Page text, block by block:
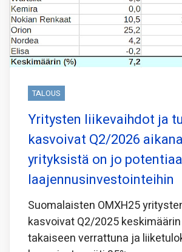
TALOUS
Yritysten liikevaihdot ja
kasvoivat Q2/2026
yrityksistä on jo
laajennusinvestointeihin
Suomalaisten OMXH25
kasvoivat Q2/2025
takaiseen verrattuna ja